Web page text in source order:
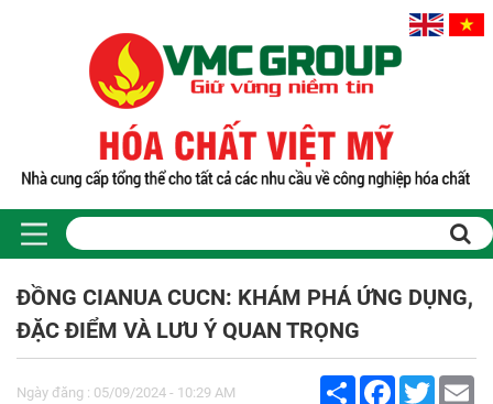
Sản phẩm
PHỤ GIA THỰC PHẨM
Tinh bột biến tính
Hương liệu thực phẩm
ĐỒNG CIANUA CUCN: KHÁM PHÁ ỨNG DỤNG,
ĐẶC ĐIỂM VÀ LƯU Ý QUAN TRỌNG
Ngày đăng : 05/09/2024 - 10:29 AM
Share FacebookTwitter